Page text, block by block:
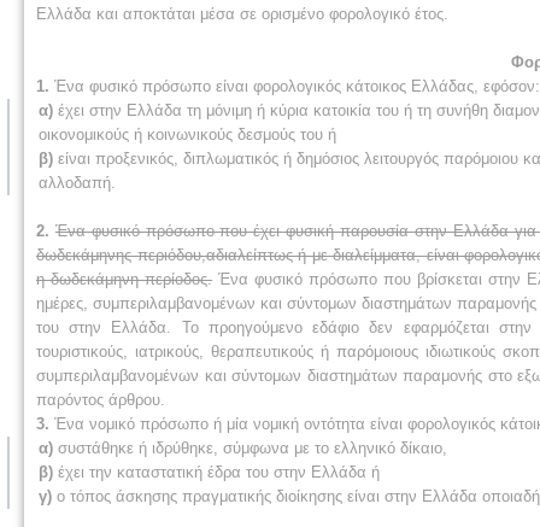
Ελλάδα και αποκτάται μέσα σε ορισμένο φορολογικό έτος.
1. Ένα φυσικό πρόσωπο είναι φορολογικός κάτοικος Ελλάδας, εφόσον:
α) έχει στην Ελλάδα τη μόνιμη ή κύρια κατοικία του ή τη συνήθη
οικονομικούς ή κοινωνικούς δεσμούς του ή
β) είναι προξενικός, διπλωματικός ή δημόσιος λειτουργός παρόμοιου
αλλοδαπή.
2. Ένα φυσικό πρόσωπο που έχει φυσική παρουσία στην Ελλάδα
δωδεκάμηνης περιόδου,αδιαλείπτως ή με διαλείμματα, είναι
η δωδεκάμηνη περίοδος. Ένα φυσικό πρόσωπο που βρίσκεται στην
ημέρες, συμπεριλαμβανομένων και σύντομων διαστημάτων
του στην Ελλάδα. Το προηγούμενο εδάφιο δεν εφαρμόζεται
τουριστικούς, ιατρικούς, θεραπευτικούς ή παρόμοιους ιδιωτικούς
συμπεριλαμβανομένων και σύντομων διαστημάτων παραμονής στο
παρόντος άρθρου.
3. Ένα νομικό πρόσωπο ή μία νομική οντότητα είναι φορολογικός
α) συστάθηκε ή ιδρύθηκε, σύμφωνα με το ελληνικό δίκαιο,
β) έχει την καταστατική έδρα του στην Ελλάδα ή
γ) ο τόπος άσκησης πραγματικής διοίκησης είναι στην Ελλάδα